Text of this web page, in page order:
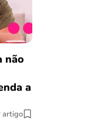
não
a
artigo